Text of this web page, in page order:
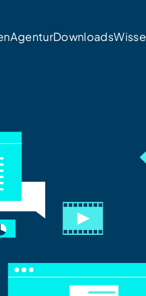
AgenturDownloads